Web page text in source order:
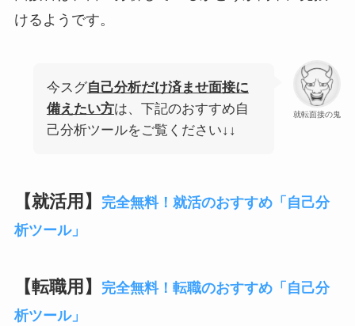
けるようです。
就転面接の鬼
今スグ自己分析だけ済ませ面接に
備えたい方は、下記のおすすめ自
己分析ツールをご覧ください↓↓
【就活用】
完全無料！就活のおすすめ「自己分
析ツール」
【転職用】
完全無料！転職のおすすめ「自己分
析ツール」